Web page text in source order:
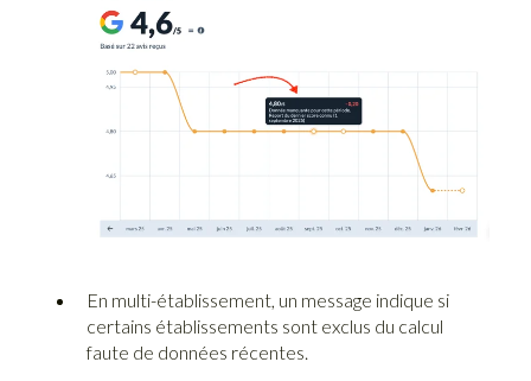
En multi-établissement, un message indique si
certains établissements sont exclus du calcul
faute de données récentes.